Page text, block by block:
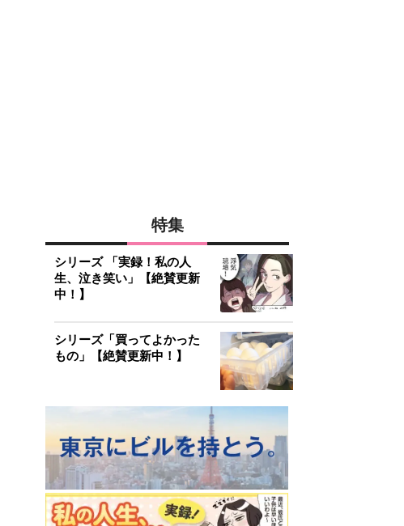
特集
シリーズ 「実録！私の人
生、泣き笑い」【絶賛更新
中！】
シリーズ「買ってよかった
もの」【絶賛更新中！】